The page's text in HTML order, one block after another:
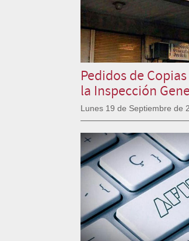
Pedidos de
la Inspección
Lunes 19 de Septiembre de